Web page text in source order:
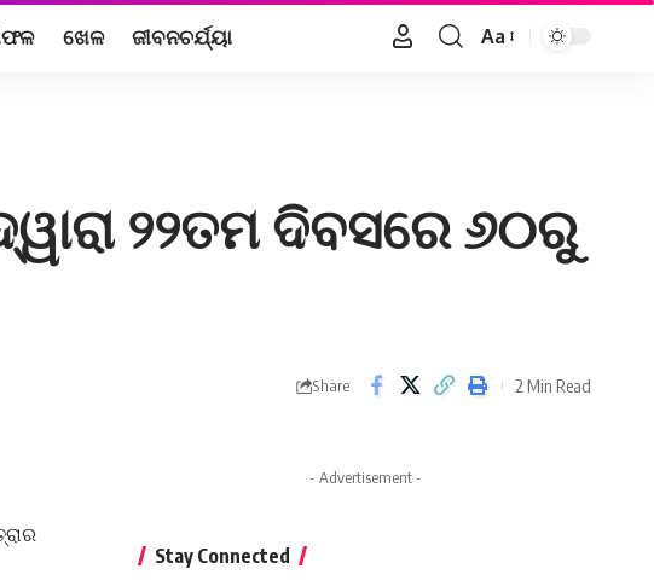
ଖେଳ ଜୀବନଚର୍ଯ୍ୟା
Font
Aa
୨୨ତମ ଦିବସରେ ୬୦ରୁ
Share 2 Min Read
- Advertisement -
Stay Connected